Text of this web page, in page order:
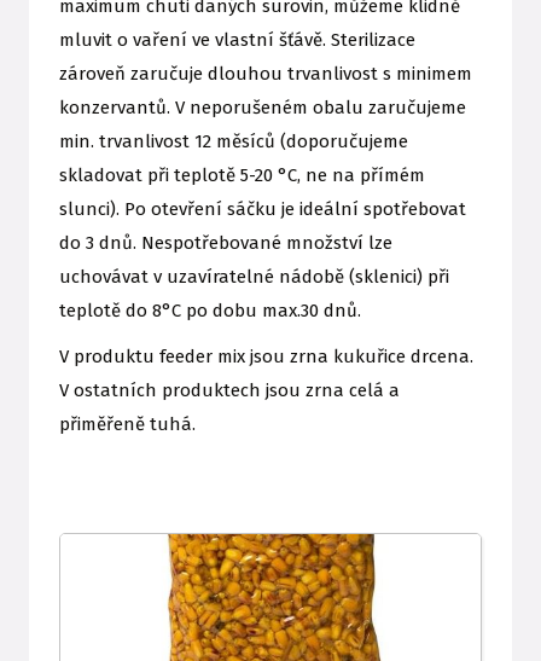
maximum chuti daných surovin, můžeme klidně
mluvit o vaření ve vlastní šťávě. Sterilizace
zároveň zaručuje dlouhou trvanlivost s minimem
konzervantů. V neporušeném obalu zaručujeme
min. trvanlivost 12 měsíců (doporučujeme
skladovat při teplotě 5-20 °C, ne na přímém
slunci). Po otevření sáčku je ideální spotřebovat
do 3 dnů. Nespotřebované množství lze
uchovávat v uzavíratelné nádobě (sklenici) při
teplotě do 8°C po dobu max.30 dnů.
V produktu feeder mix jsou zrna kukuřice drcena.
V ostatních produktech jsou zrna celá a
přiměřeně tuhá.